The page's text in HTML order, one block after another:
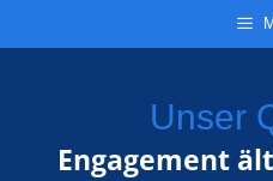
Unser
Engagement